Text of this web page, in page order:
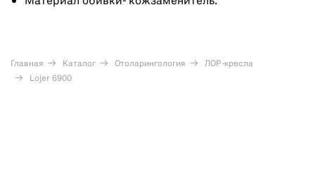
Главная Каталог Отоларингология
ЛОР-кресла
Lojer 6900